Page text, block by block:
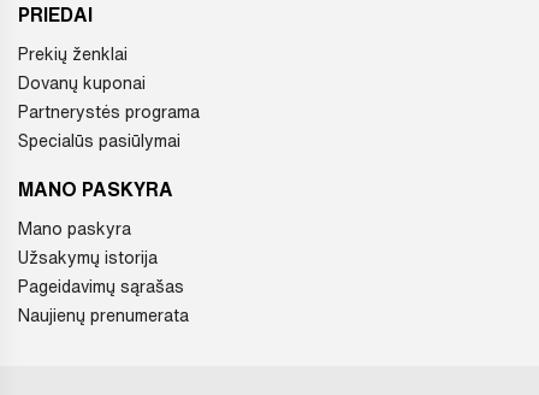
PRIEDAI
Prekių ženklai
Dovanų kuponai
Partnerystės programa
Specialūs pasiūlymai
MANO PASKYRA
Mano paskyra
Užsakymų istorija
Pageidavimų sąrašas
Naujienų prenumerata